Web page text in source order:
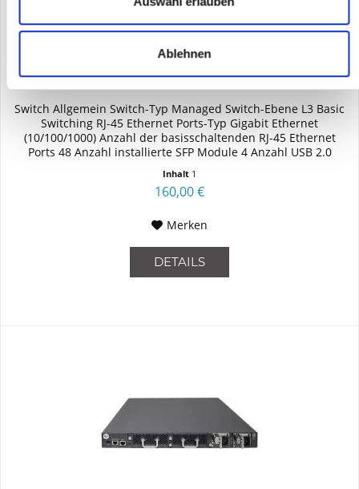
Ablehnen
HPE - ARUBA JG510A
Switch Allgemein Switch-Typ Managed Switch-Ebene L3 Basic
Switching RJ-45 Ethernet Ports-Typ Gigabit Ethernet
(10/100/1000) Anzahl der basisschaltenden RJ-45 Ethernet
Ports 48 Anzahl installierte SFP Module 4 Anzahl USB 2.0
Inhalt 1
160,00 €
Merken
DETAILS